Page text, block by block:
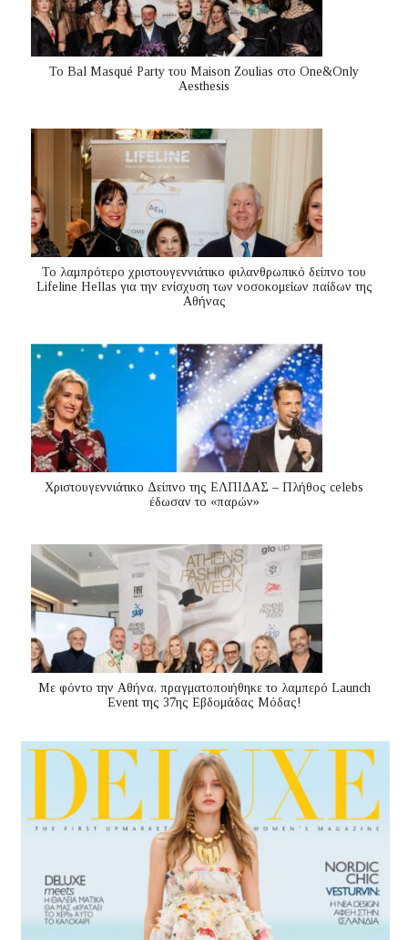
Το Bal Masqué Party του Maison Zoulias στο One&Only
Aesthesis
Το λαμπρότερο χριστουγεννιάτικο φιλανθρωπικό δείπνο του
Lifeline Hellas για την ενίσχυση των νοσοκομείων παίδων της
Αθήνας
Χριστουγεννιάτικο Δείπνο της ΕΛΠΙΔΑΣ – Πλήθος celebs
έδωσαν το «παρών»
Με φόντο την Αθήνα, πραγματοποιήθηκε το λαμπερό Launch
Event της 37ης Εβδομάδας Μόδας!